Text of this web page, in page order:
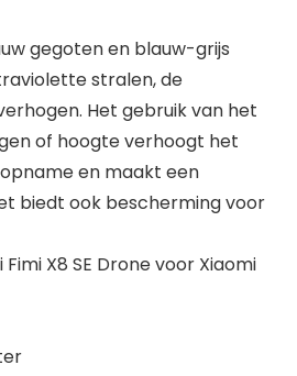
gegoten en blauw-grijs
stralen, de
Het gebruik van het
of hoogte verhoogt het
en maakt een
biedt ook bescherming voor
X8 SE Drone voor Xiaomi